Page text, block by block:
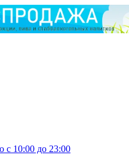
с 10:00 до 23:00